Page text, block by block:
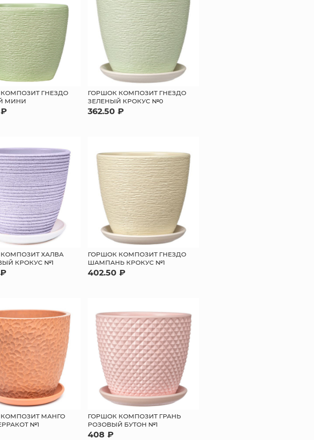
ГНЕЗДО
МИНИ
ГОРШОК КОМПОЗИТ ГНЕЗДО
ЗЕЛЕНЫЙ КРОКУС №0
362.50 ₽
ХАЛВА
КРОКУС №1
ГОРШОК КОМПОЗИТ ГНЕЗДО
ШАМПАНЬ КРОКУС №1
402.50 ₽
МАНГО
№1
ГОРШОК КОМПОЗИТ ГРАНЬ
РОЗОВЫЙ БУТОН №1
408 ₽